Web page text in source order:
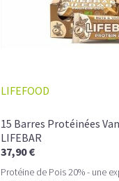
LIFEFOOD
15 Barres Protéinées
LIFEBAR
37,90 €
Protéine de Pois 20% - une